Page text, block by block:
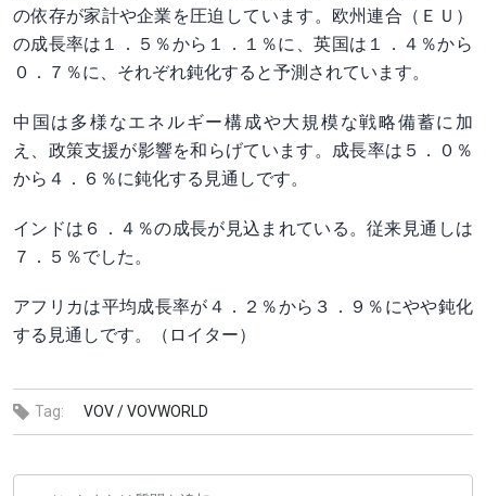
の依存が家計や企業を圧迫​しています。欧州連合（ＥＵ）
の成長率は１．５％から１．１％に、​英国は１．４％か⁠ら
０．７％に、それぞれ鈍化すると予測されています。
中国は多様なエネルギー構成や大規模な戦略備蓄に加
え、⁠政​策支援が影響を和らげてい​ます。成長率は５．０％
から４．６％に鈍化する見通しです。
インドは６．４％の成長が見込まれている。従来見通​しは
７．５％でした。
アフリカは平均成長率が４．２％から３．９％にやや鈍化
する見通しです。（ロイター）
Tag: VOV /VOVWORLD